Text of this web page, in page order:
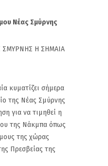
Νέας Σμύρνης
ΣΜΥΡΝΗΣ Η ΣΗΜΑΙΑ
κυματίζει σήμερα
της Νέας Σμύρνης
για να τιμηθεί η
της Νάκμπα όπως
της χώρας
Πρεσβείας της